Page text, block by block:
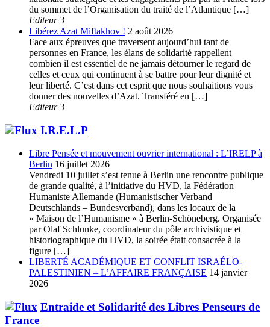
du sommet de l’Organisation du traité de l’Atlantique […]
Editeur 3
Libérez Azat Miftakhov ! 2 août 2026
Face aux épreuves que traversent aujourd’hui tant de
personnes en France, les élans de solidarité rappellent
combien il est essentiel de ne jamais détourner le regard de
celles et ceux qui continuent à se battre pour leur dignité et
leur liberté. C’est dans cet esprit que nous souhaitions vous
donner des nouvelles d’Azat. Transféré en […]
Editeur 3
I.R.E.L.P
Libre Pensée et mouvement ouvrier international : L’IRELP à
Berlin 16 juillet 2026
Vendredi 10 juillet s’est tenue à Berlin une rencontre publique
de grande qualité, à l’initiative du HVD, la Fédération
Humaniste Allemande (Humanistischer Verband
Deutschlands – Bundesverband), dans les locaux de la
« Maison de l’Humanisme » à Berlin-Schöneberg. Organisée
par Olaf Schlunke, coordinateur du pôle archivistique et
historiographique du HVD, la soirée était consacrée à la
figure […]
LIBERTÉ ACADÉMIQUE ET CONFLIT ISRAÉLO-
PALESTINIEN – L’AFFAIRE FRANÇAISE 14 janvier
2026
Entraide et Solidarité des Libres Penseurs de
France